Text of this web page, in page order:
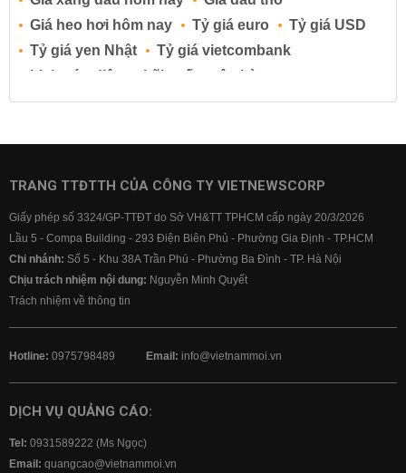
Giá heo hơi hôm nay
Tỷ giá euro
Tỷ giá USD
Tỷ giá yen Nhật
Tỷ giá vietcombank
Lịch cúp điện
Lãi suất ngân hàng
Lãi suất tiết kiệm
Lãi suất tiền gửi
Lãi suất ngân hàng BIDV
Lãi suất ngân hàng Vietcombank
TRANG TTĐTTH CỦA CÔNG TY VIETNEWSCORP
Giấy phép số 3324/GP-TTĐT do Sở VH&TT TPHCM cấp ngày 20/3/2026
Lầu 5 - Compa Building - 293 Điện Biên Phủ - Phường Gia Định - TP.HCM
Chi nhánh: Số 5 - Khu 38A Trần Phú - Phường Ba Đình - TP. Hà Nội
Chịu trách nhiệm nội dung: Nguyễn Minh Quyết
Trách nhiệm về thông tin
Hotline: 0975798489 Email: info@vietnammoi.vn
DỊCH VỤ QUẢNG CÁO:
Tel: 0931589222 (Ms Ngọc)
Email: quangcao@vietnammoi.vn